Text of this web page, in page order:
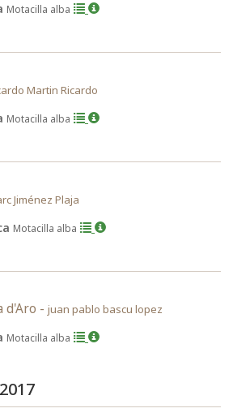
Motacilla alba
Martin Ricardo
Motacilla alba
Jiménez Plaja
Motacilla alba
d'Aro - juan pablo bascu lopez
Motacilla alba